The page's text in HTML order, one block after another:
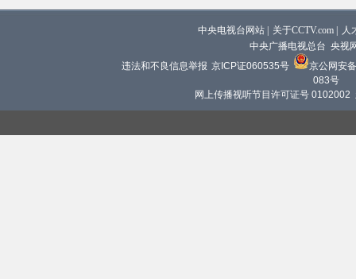
中央电视台网站 关于CCTV.com
人
中央广播电视总台 央视
违法和不良信息举报 京ICP证060535号
京公网安
083号
网上传播视听节目许可证号